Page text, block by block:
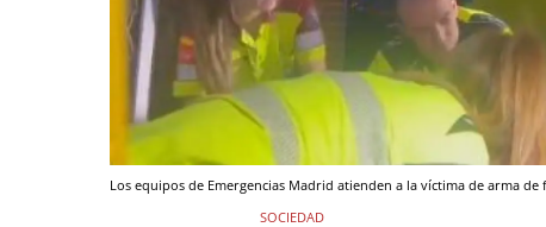
Los equipos de Emergencias Madrid atienden a la víctima de arma de
SOCIEDAD